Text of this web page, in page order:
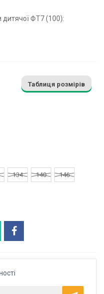
дитячої ФТ7 (100):
Таблиця розмірів
134 140 146